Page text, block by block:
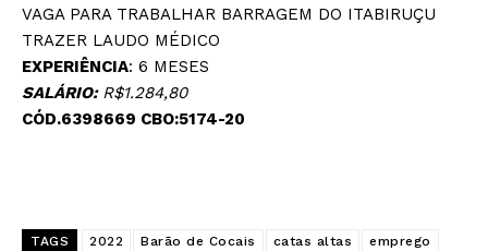
VAGA PARA TRABALHAR BARRAGEM DO ITABIRUÇU
TRAZER LAUDO MÉDICO
EXPERIÊNCIA: 6 MESES
SALÁRIO: R$1.284,80
CÓD.6398669 CBO:5174-20
TAGS 2022 Barão de Cocais catas altas
emprego